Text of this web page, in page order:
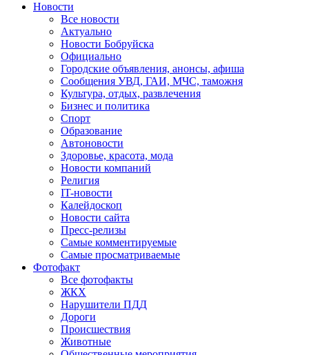
Новости
Все новости
Актуально
Новости Бобруйска
Официально
Городские объявления, анонсы, афиша
Сообщения УВД, ГАИ, МЧС, таможня
Культура, отдых, развлечения
Бизнес и политика
Спорт
Образование
Автоновости
Здоровье, красота, мода
Новости компаний
Религия
IT-новости
Калейдоскоп
Новости сайта
Пресс-релизы
Самые комментируемые
Самые просматриваемые
Фотофакт
Все фотофакты
ЖКХ
Нарушители ПДД
Дороги
Происшествия
Животные